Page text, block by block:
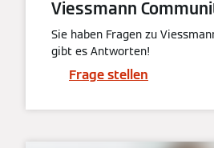
Viessmann
Sie haben Fragen zu
gibt es Antworten!
Frage stellen